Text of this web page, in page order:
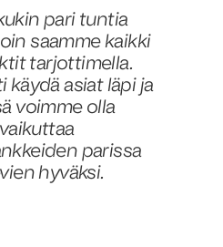
pari tuntia
saamme kaikki
tarjottimella.
käydä asiat läpi ja
voimme olla
parissa
hyväksi.